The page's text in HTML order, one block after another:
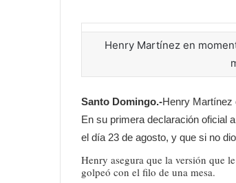
Henry Martínez en
Santo Domingo.-Henry Martínez
En su primera declaración oficial
el día 23 de agosto, y que si no
Henry asegura que la versión que
golpeó con el filo de una mesa.